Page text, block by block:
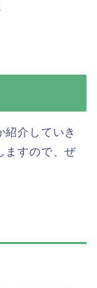
紹介していき
ますので、ぜ